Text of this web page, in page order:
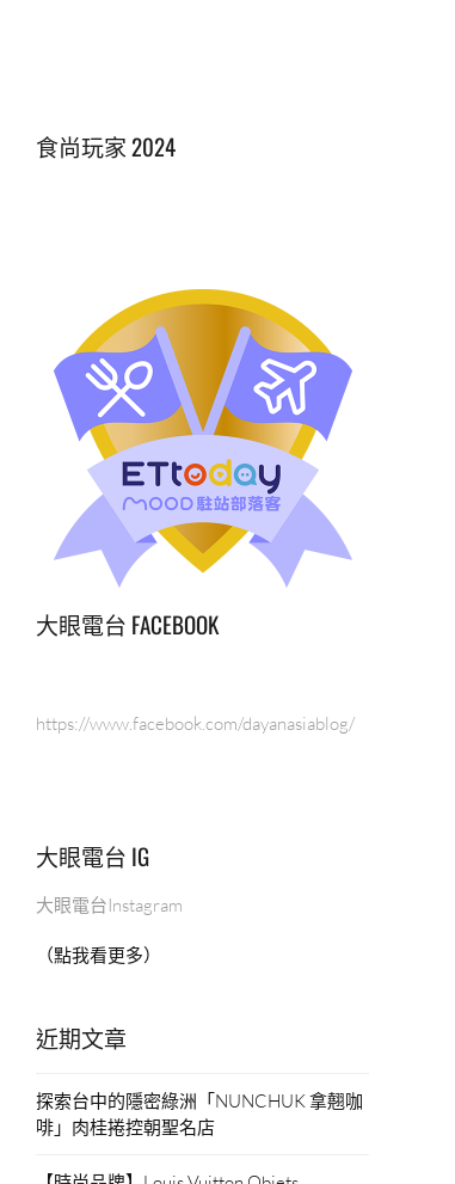
食尚玩家 2024
大眼電台 FACEBOOK
https://www.facebook.com/dayanasiablog/
大眼電台 IG
大眼電台Instagram
（點我看更多）
近期文章
探索台中的隱密綠洲「NUNCHUK 拿翹咖
啡」肉桂捲控朝聖名店